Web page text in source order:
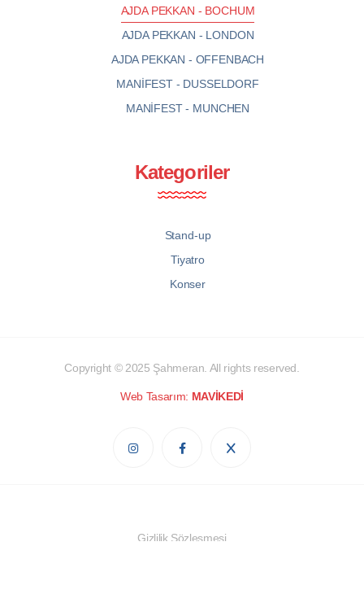
AJDA PEKKAN - BOCHUM
AJDA PEKKAN - LONDON
AJDA PEKKAN - OFFENBACH
MANİFEST - DUSSELDORF
MANİFEST - MUNCHEN
Kategoriler
Stand-up
Tiyatro
Konser
Copyright © 2025 Şahmeran. All rights reserved.
Web Tasarım: MAVİKEDİ
Gizlilik Sözleşmesi